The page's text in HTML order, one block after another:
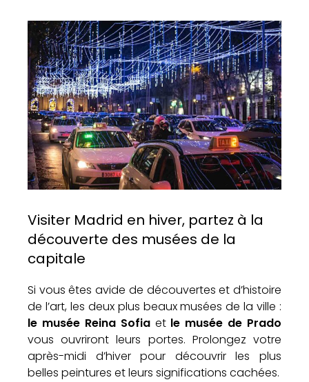
Visiter Madrid en hiver, partez à la
découverte des musées de la
capitale
Si vous êtes avide de découvertes et d’histoire
de l’art, les deux plus beaux musées de la ville :
le musée Reina Sofiaet le musée de Prado
vous ouvriront leurs portes. Prolongez votre
après-midi d’hiver pour découvrir les plus
belles peintures et leurs significations cachées.